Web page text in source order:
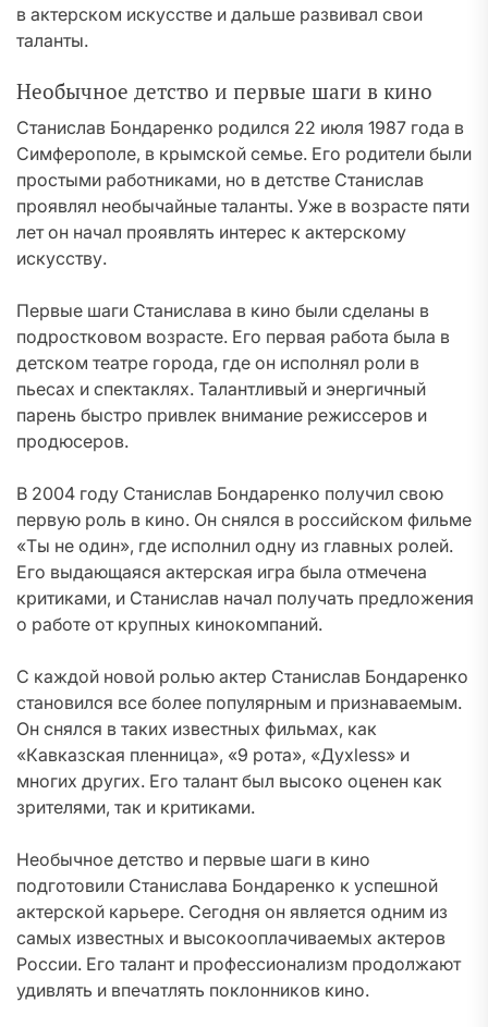
в актерском искусстве и дальше развивал свои
таланты.
Необычное детство и первые шаги в кино
Станислав Бондаренко родился 22 июля 1987 года в
Симферополе, в крымской семье. Его родители были
простыми работниками, но в детстве Станислав
проявлял необычайные таланты. Уже в возрасте пяти
лет он начал проявлять интерес к актерскому
искусству.
Первые шаги Станислава в кино были сделаны в
подростковом возрасте. Его первая работа была в
детском театре города, где он исполнял роли в
пьесах и спектаклях. Талантливый и энергичный
парень быстро привлек внимание режиссеров и
продюсеров.
В 2004 году Станислав Бондаренко получил свою
первую роль в кино. Он снялся в российском фильме
«Ты не один», где исполнил одну из главных ролей.
Его выдающаяся актерская игра была отмечена
критиками, и Станислав начал получать предложения
о работе от крупных кинокомпаний.
С каждой новой ролью актер Станислав Бондаренко
становился все более популярным и признаваемым.
Он снялся в таких известных фильмах, как
«Кавказская пленница», «9 рота», «Духless» и
многих других. Его талант был высоко оценен как
зрителями, так и критиками.
Необычное детство и первые шаги в кино
подготовили Станислава Бондаренко к успешной
актерской карьере. Сегодня он является одним из
самых известных и высокооплачиваемых актеров
России. Его талант и профессионализм продолжают
удивлять и впечатлять поклонников кино.